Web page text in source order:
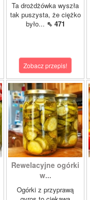
Ta drożdżówka wyszła
tak puszysta, że ciężko
było... ⇖ 471
Zobacz przepis!
Rewelacyjne ogórki
w...
Ogórki z przyprawą